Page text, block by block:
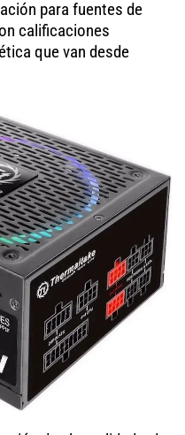
para fuentes de
calificaciones
que van desde